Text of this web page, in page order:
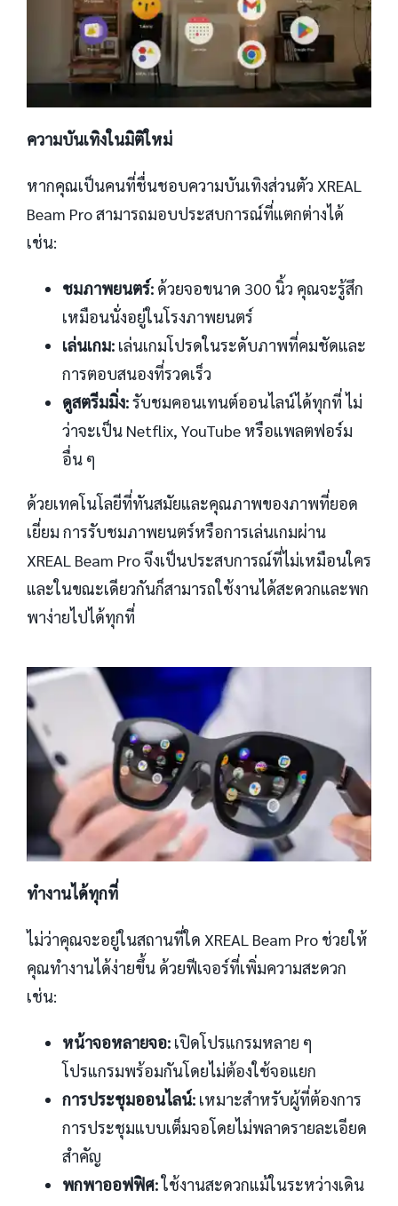
ความบันเทิงในมิติใหม่
หากคุณเป็นคนที่ชื่นชอบความบันเทิงส่วนตัว XREAL
Beam Pro สามารถมอบประสบการณ์ที่แตกต่างได้
เช่น:
ชมภาพยนตร์:ด้วยจอขนาด 300 นิ้ว คุณจะรู้สึก
เหมือนนั่งอยู่ในโรงภาพยนตร์
เล่นเกม:เล่นเกมโปรดในระดับภาพที่คมชัดและ
การตอบสนองที่รวดเร็ว
ดูสตรีมมิ่ง:รับชมคอนเทนต์ออนไลน์ได้ทุกที่ ไม่
ว่าจะเป็น Netflix, YouTube หรือแพลตฟอร์ม
อื่น ๆ
ด้วยเทคโนโลยีที่ทันสมัยและคุณภาพของภาพที่ยอด
เยี่ยม การรับชมภาพยนตร์หรือการเล่นเกมผ่าน
XREAL Beam Pro จึงเป็นประสบการณ์ที่ไม่เหมือนใคร
และในขณะเดียวกันก็สามารถใช้งานได้สะดวกและพก
พาง่ายไปได้ทุกที่
ทำงานได้ทุกที่
ไม่ว่าคุณจะอยู่ในสถานที่ใด XREAL Beam Pro ช่วยให้
คุณทำงานได้ง่ายขึ้น ด้วยฟีเจอร์ที่เพิ่มความสะดวก
เช่น:
หน้าจอหลายจอ:เปิดโปรแกรมหลาย ๆ
โปรแกรมพร้อมกันโดยไม่ต้องใช้จอแยก
การประชุมออนไลน์:เหมาะสำหรับผู้ที่ต้องการ
การประชุมแบบเต็มจอโดยไม่พลาดรายละเอียด
สำคัญ
พกพาออฟฟิศ:ใช้งานสะดวกแม้ในระหว่างเดิน